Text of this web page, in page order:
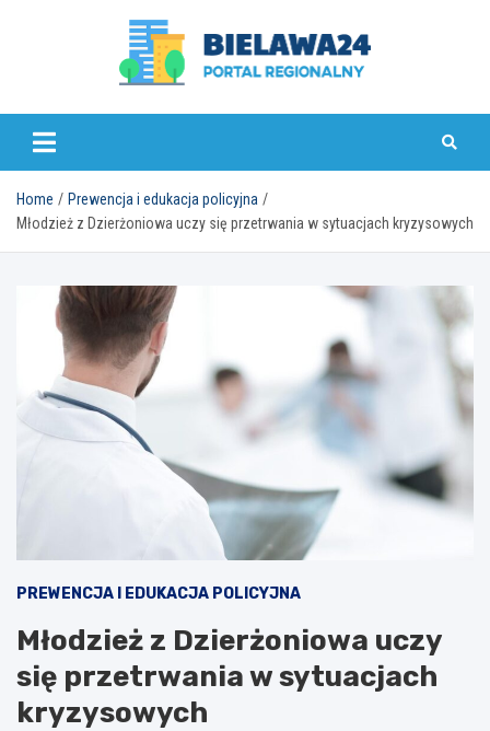
bielawa24.pl
Home
Prewencja i edukacja policyjna
Młodzież z Dzierżoniowa uczy się przetrwania w sytuacjach kryzysowych
PREWENCJA I EDUKACJA POLICYJNA
Młodzież z Dzierżoniowa uczy
się przetrwania w sytuacjach
kryzysowych